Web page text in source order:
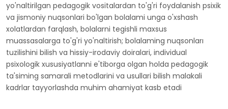
yo'naltirilgan pedagogik vositalardan to'g'ri foydalanish psixik
va jismoniy nuqsonlari bo'lgan bolalami unga o'xshash
xolatlardan farqlash, bolalarni tegishli maxsus
muassasalarga to'g'ri yo'naltirish; bolalaming nuqsonları
tuzilishini bilish va hissiy-irodaviy doiralari, individual
psixologik xususiyatlanni e'tiborga olgan holda pedagogik
ta'siming samarali metodlarini va usullari bilish malakali
kadrlar tayyorlashda muhim ahamiyat kasb etadi